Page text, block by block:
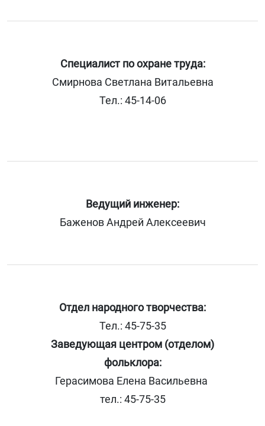
Специалист по охране труда:
Смирнова Светлана Витальевна
Тел.: 45-14-06
Ведущий инженер:
Баженов Андрей Алексеевич
Отдел народного творчества:
Тел.: 45-75-35
Заведующая центром (отделом)
фольклора:
Герасимова Елена Васильевна
тел.: 45-75-35